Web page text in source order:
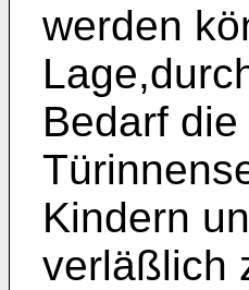
werden
Bedarf
Kindern
verläßlich